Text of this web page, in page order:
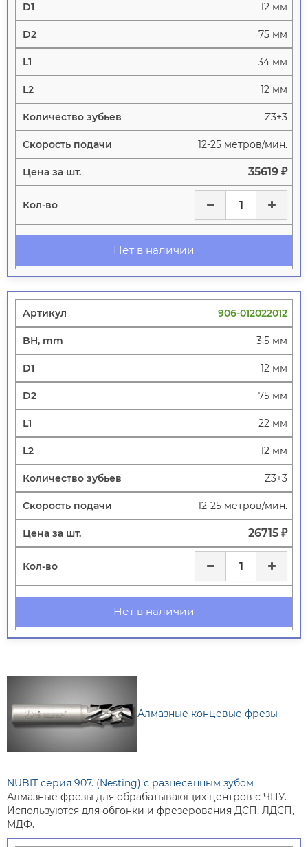
12 мм
75 мм
34 мм
12 мм
Z3+3
12-25 метров/мин.
35619 ₽
Нет в наличии
906-012022012
3,5 мм
12 мм
75 мм
22 мм
12 мм
Z3+3
12-25 метров/мин.
26715 ₽
Нет в наличии
Алмазные концевые фрезы
NUBIT серия 907. (Nesting) с разнесенным зубом
Алмазные фрезы для обрабатывающих центров с ЧПУ.
Используются для обгонки и фрезерования ДСП, ЛДСП,
МДФ.